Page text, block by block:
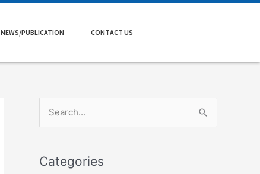
NEWS/PUBLICATION CONTACT US
r
Categories